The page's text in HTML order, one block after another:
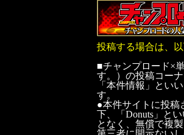
投稿する場合は、
■チャンプロード×
す。）の投稿コー
「本件情報」とい
す。
●本件サイトに投稿
下、「Donuts」と
となく、無償で複